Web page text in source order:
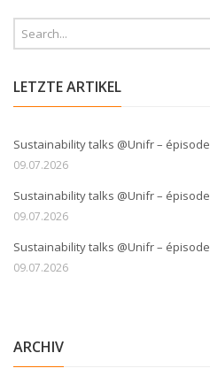
LETZTE ARTIKEL
Sustainability talks @Unifr –
09.07.2026
Sustainability talks @Unifr –
09.07.2026
Sustainability talks @Unifr –
09.07.2026
ARCHIV